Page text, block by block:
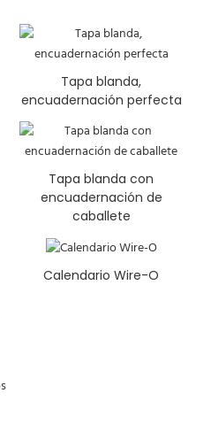
Tapa blanda,
encuadernación perfecta
Tapa blanda con
encuadernación de
caballete
Calendario Wire-O